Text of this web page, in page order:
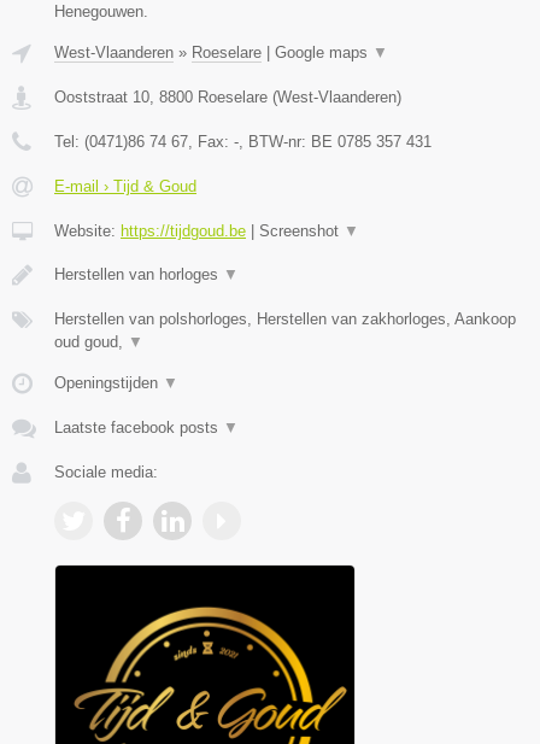
Henegouwen.
West-Vlaanderen » Roeselare | Google maps ▼
Ooststraat 10 8800 Roeselare (West-Vlaanderen)
Tel: (0471)86 74 67 , Fax: - , BTW-nr: BE 0785 357 431
E-mail › Tijd & Goud
Website: https://tijdgoud.be | Screenshot ▼
Herstellen van horloges ▼
Herstellen van polshorloges, Herstellen van zakhorloges, Aankoop
oud goud,
▼
Openingstijden ▼
Laatste facebook posts ▼
Sociale media: